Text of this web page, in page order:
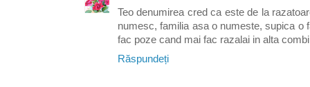
Teo denumirea cred ca este de la
numesc, familia asa o numeste, supica o
fac poze cand mai fac razalai in alta
Răspundeți